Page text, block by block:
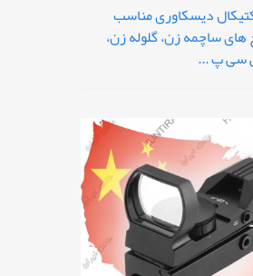
دیسکاوری مناسب
های ساچمه زن، گلوله زن،
سی پ ...